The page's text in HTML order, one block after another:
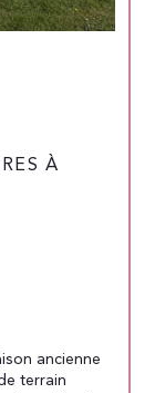
À
ancienne
terrain